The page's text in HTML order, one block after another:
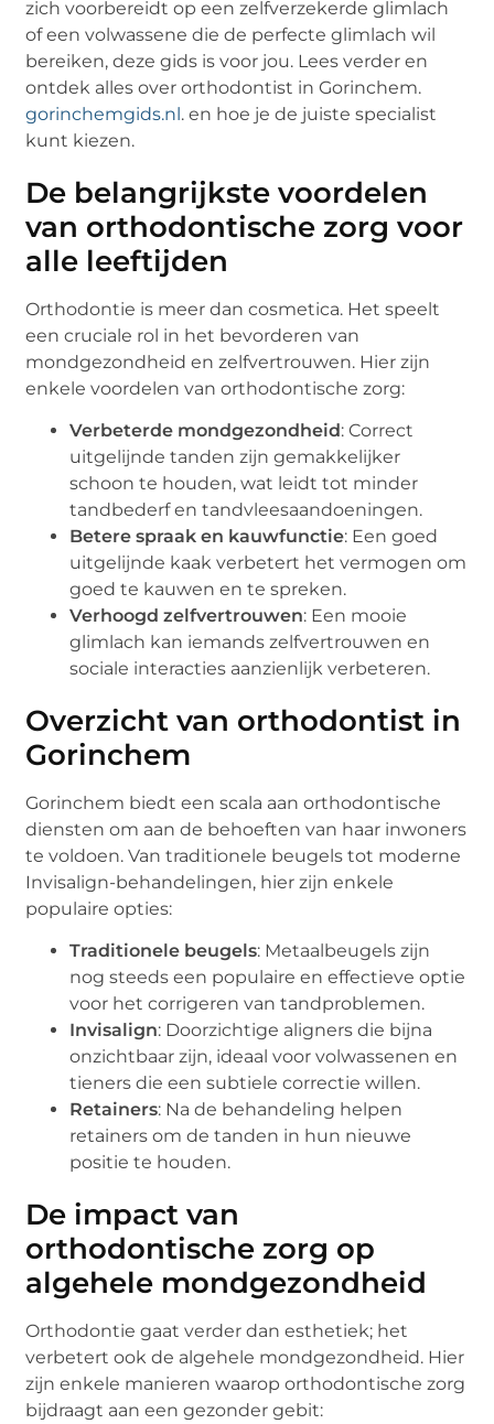
zich voorbereidt op een zelfverzekerde glimlach
of een volwassene die de perfecte glimlach wil
bereiken, deze gids is voor jou. Lees verder en
ontdek alles over orthodontist in Gorinchem.
gorinchemgids.nl. en hoe je de juiste specialist
kunt kiezen.
De belangrijkste voordelen
van orthodontische zorg voor
alle leeftijden
Orthodontie is meer dan cosmetica. Het speelt
een cruciale rol in het bevorderen van
mondgezondheid en zelfvertrouwen. Hier zijn
enkele voordelen van orthodontische zorg:
Verbeterde mondgezondheid: Correct
uitgelijnde tanden zijn gemakkelijker
schoon te houden, wat leidt tot minder
tandbederf en tandvleesaandoeningen.
Betere spraak en kauwfunctie: Een goed
uitgelijnde kaak verbetert het vermogen om
goed te kauwen en te spreken.
Verhoogd zelfvertrouwen: Een mooie
glimlach kan iemands zelfvertrouwen en
sociale interacties aanzienlijk verbeteren.
Overzicht van orthodontist in
Gorinchem
Gorinchem biedt een scala aan orthodontische
diensten om aan de behoeften van haar inwoners
te voldoen. Van traditionele beugels tot moderne
Invisalign-behandelingen, hier zijn enkele
populaire opties:
Traditionele beugels: Metaalbeugels zijn
nog steeds een populaire en effectieve optie
voor het corrigeren van tandproblemen.
Invisalign: Doorzichtige aligners die bijna
onzichtbaar zijn, ideaal voor volwassenen en
tieners die een subtiele correctie willen.
Retainers: Na de behandeling helpen
retainers om de tanden in hun nieuwe
positie te houden.
De impact van
orthodontische zorg op
algehele mondgezondheid
Orthodontie gaat verder dan esthetiek; het
verbetert ook de algehele mondgezondheid. Hier
zijn enkele manieren waarop orthodontische zorg
bijdraagt aan een gezonder gebit: